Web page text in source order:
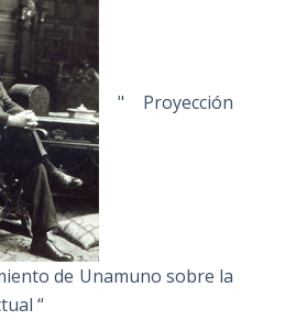
" Proyección
de Unamuno sobre la
“